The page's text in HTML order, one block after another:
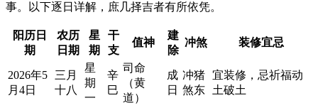
事。以下逐日详解，庶几择吉者有所依凭。
阳历日
期
农历
日期
星
期
干
支
值神
建
除
冲煞 装修宜忌
2026年5
月4日
三月
十八
星
期
一
辛
巳
司命
（黄
道）
成
日
冲猪
煞东
宜装修，忌祈福动
土破土